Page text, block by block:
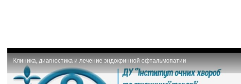
Клиника, диагностика и лечение эндокринной офтальмопатии